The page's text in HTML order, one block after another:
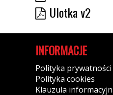
Ulotka v2
INFORMACJE
Polityka prywatności
Polityka cookies
Klauzula